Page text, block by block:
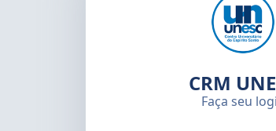
CRM
Faça seu